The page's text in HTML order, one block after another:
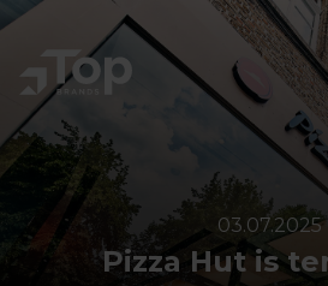
Skip
main
navigation
03.07.2025
Pizza Hut is